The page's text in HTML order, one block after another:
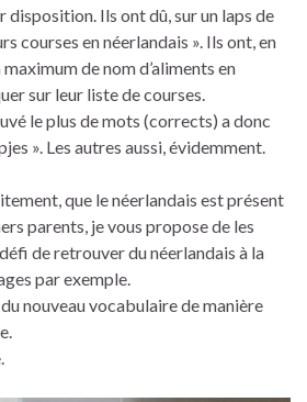
disposition. Ils ont dû, sur un laps de
courses en néerlandais ». Ils ont, en
de nom d’aliments en
sur leur liste de courses.
le plus de mots (corrects) a donc
». Les autres aussi, évidemment.
que le néerlandais est présent
parents, je vous propose de les
de retrouver du néerlandais à la
par exemple.
nouveau vocabulaire de manière